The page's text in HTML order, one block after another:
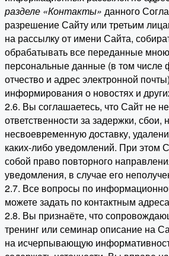
разделе «Контакты» данного
разрешение Сайту или третьим
на рассылку от имени Сайта,
обрабатывать все переданные
персональные данные (в том
отчество и адрес электронной
информирования о новостях и
2.6. Вы соглашаетесь, что Сайт не
ответственности за задержки, сбои,
несвоевременную доставку,
каких-либо уведомлений. При этом
собой право повторного
уведомления, в случае его
2.7. Все вопросы по
можете задать по контактным
2.8. Вы признаёте, что
тренинг или семинар описание на
на исчерпывающую